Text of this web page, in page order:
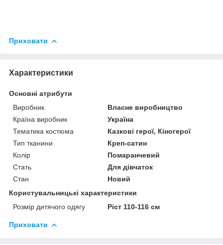
Приховати
Характеристики
Основні атрибути
Виробник
Власне виробництво
Країна виробник
Україна
Тематика костюма
Казкові герої, Кіногерої
Тип тканини
Креп-сатин
Колір
Помаранчевий
Стать
Для дівчаток
Стан
Новий
Користувальницькі характеристики
Розмір дитячого одягу
Ріст 110-116 см
Приховати